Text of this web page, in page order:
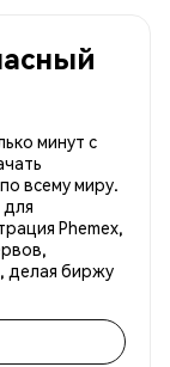
минут с
всему миру.
Phemex,
делая биржу